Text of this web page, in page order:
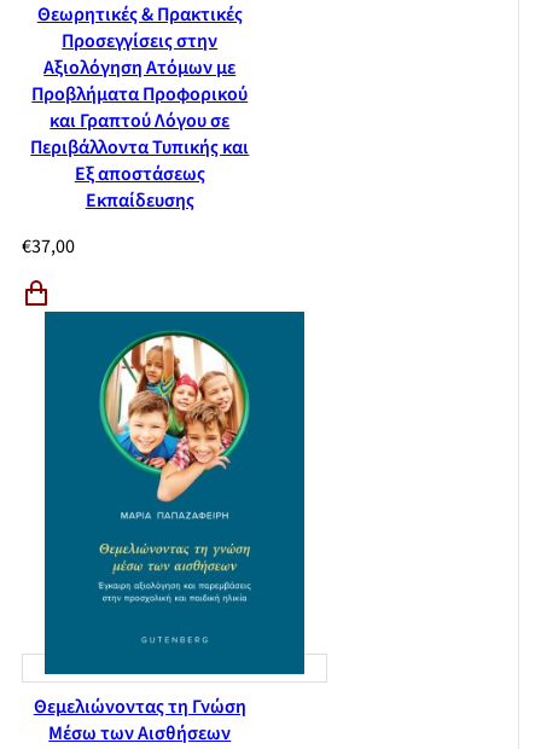
Θεωρητικές & Πρακτικές
Προσεγγίσεις στην
Αξιολόγηση Ατόμων με
Προβλήματα Προφορικού
και Γραπτού Λόγου σε
Περιβάλλοντα Τυπικής και
Εξ αποστάσεως
Εκπαίδευσης
€37,00
Θεμελιώνοντας τη Γνώση
Μέσω των Αισθήσεων